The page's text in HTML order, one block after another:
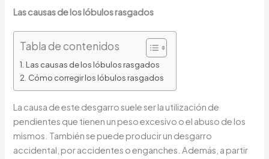
Las causas de los lóbulos rasgados
Tabla de contenidos
Las causas de los lóbulos rasgados
Cómo corregir los lóbulos rasgados
La causa de este desgarro suele ser la utilización de
pendientes que tienen un peso excesivo o el abuso de los
mismos. También se puede producir un desgarro
accidental, por accidentes o enganches. Además, a partir